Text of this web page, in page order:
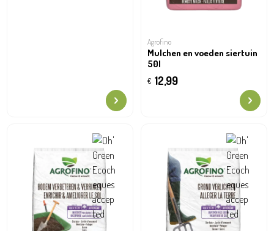
Agrofino
Mulchen en voeden siertuin
50l
€ 12,99